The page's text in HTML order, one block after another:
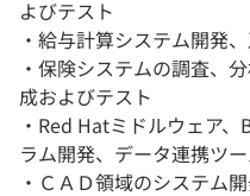
よびテスト
・給与計算システム開発
・保険システムの調査、
成およびテスト
・Red Hatミドルウェア
ラム開発、データ連携ツ
・ＣＡＤ領域のシステム